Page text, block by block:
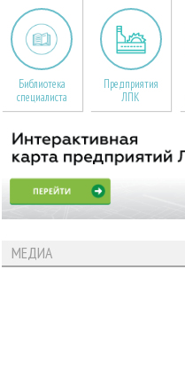
Библиотека
специалиста
Предприятия
ЛПК
МЕДИА